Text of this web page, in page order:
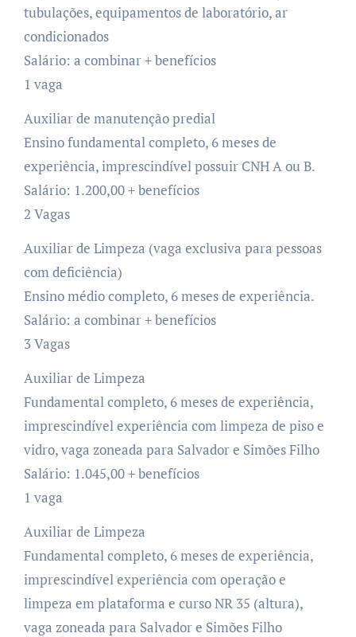
tubulações, equipamentos de laboratório, ar
condicionados
Salário: a combinar + benefícios
1 vaga
Auxiliar de manutenção predial
Ensino fundamental completo, 6 meses de
experiência, imprescindível possuir CNH A ou B.
Salário: 1.200,00 + benefícios
2 Vagas
Auxiliar de Limpeza (vaga exclusiva para pessoas
com deficiência)
Ensino médio completo, 6 meses de experiência.
Salário: a combinar + benefícios
3 Vagas
Auxiliar de Limpeza
Fundamental completo, 6 meses de experiência,
imprescindível experiência com limpeza de piso e
vidro, vaga zoneada para Salvador e Simões Filho
Salário: 1.045,00 + benefícios
1 vaga
Auxiliar de Limpeza
Fundamental completo, 6 meses de experiência,
imprescindível experiência com operação e
limpeza em plataforma e curso NR 35 (altura),
vaga zoneada para Salvador e Simões Filho